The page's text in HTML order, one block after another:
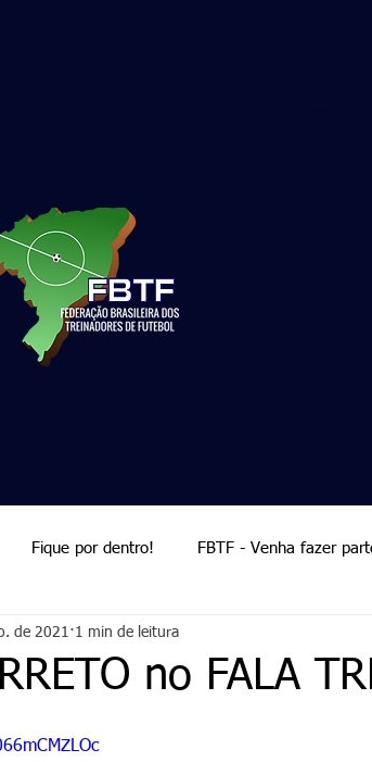
Fique por dentro! FBTF - Venha fazer
Palmieri Palmieri
no FALA
de 2021 1 min de leitura